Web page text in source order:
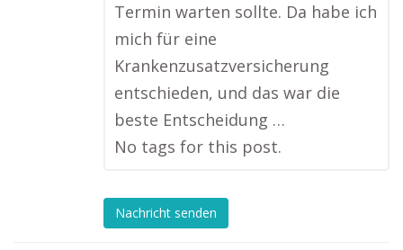
Termin warten sollte. Da habe ich
mich für eine
Krankenzusatzversicherung
entschieden, und das war die
beste Entscheidung …
No tags for this post.
Nachricht senden